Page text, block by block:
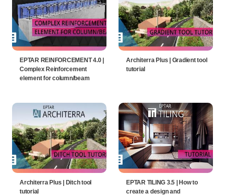
EPTAR REINFORCEMENT 4.0 |
Complex Reinforcement
element for column/beam
Architerra Plus | Gradient tool
tutorial
Architerra Plus | Ditch tool
tutorial
EPTAR TILING 3.5 | How to
create a design and